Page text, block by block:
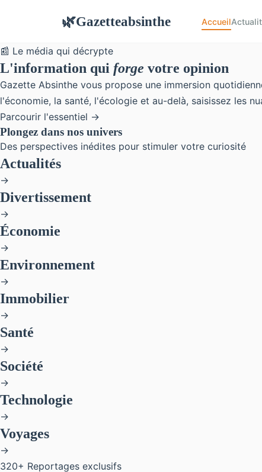
🌿Gazetteabsinthe Accueil
📰 Le média qui décrypte
L'information qui forge votre opinion
Gazette Absinthe vous propose une immersion
l'économie, la santé, l'écologie et au-delà, saisissez les
Parcourir l'essentiel →
Plongez dans nos univers
Des perspectives inédites pour stimuler votre curiosité
Actualités
→
Divertissement
→
Économie
→
Environnement
→
Immobilier
→
Santé
→
Société
→
Technologie
→
Voyages
→
320+ Reportages exclusifs